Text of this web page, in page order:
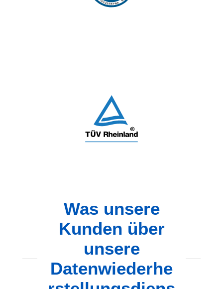
Was unsere
Kunden über
unsere
Datenwiederhe